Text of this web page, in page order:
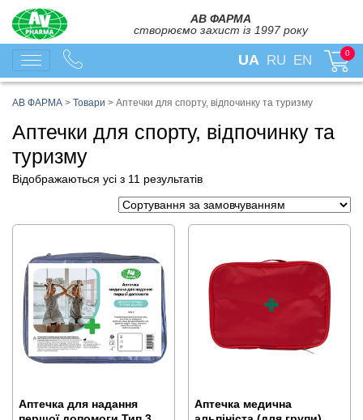
АВ ФАРМА
створюємо захист із 1997 року
UA RU EN 0
АВ ФАРМА > Товари > Аптечки для спорту, відпочинку та туризму
Аптечки для спорту, відпочинку та
туризму
Відображаються усі з 11 результатів
Аптечка для надання
Аптечка медична